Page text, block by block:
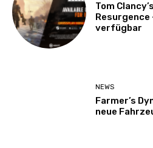
Tom
verfügbar
NEWS
Farmer’s
neue